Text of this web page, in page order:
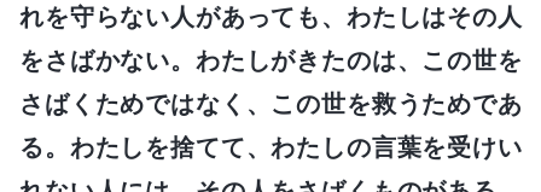
れを守らない人があっても、わたしはその人
をさばかない。わたしがきたのは、この世を
さばくためではなく、この世を救うためであ
る。わたしを捨てて、わたしの言葉を受けい